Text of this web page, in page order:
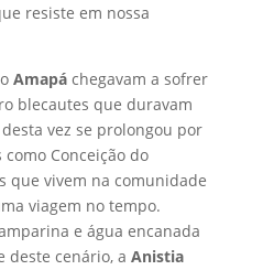
resiste em nossa
Amapáchegavam a sofrer
blecautes que duravam
vez se prolongou por
Conceição do
que vivem na comunidade
viagem no tempo.
e água encanada
deste cenário, a Anistia